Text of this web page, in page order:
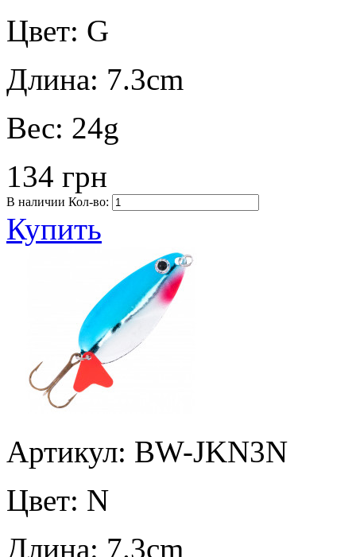
Цвет: G
Длина: 7.3cm
Вес: 24g
134 грн
В наличии Кол-во:
Купить
Артикул: BW-JKN3N
Цвет: N
Длина: 7.3cm